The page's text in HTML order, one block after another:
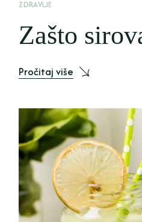
ZDRAVLJE
Zašto
Pročitaj više